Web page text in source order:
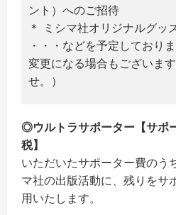
ント）へのご招待
＊ ミシマ社オリジナルグッ
・・・などを予定しており
変更になる場合もございま
せ。）
◎ウルトラサポーター【サポ
税】
いただいたサポーター費のう
マ社の出版活動に、残りをサ
用いたします。